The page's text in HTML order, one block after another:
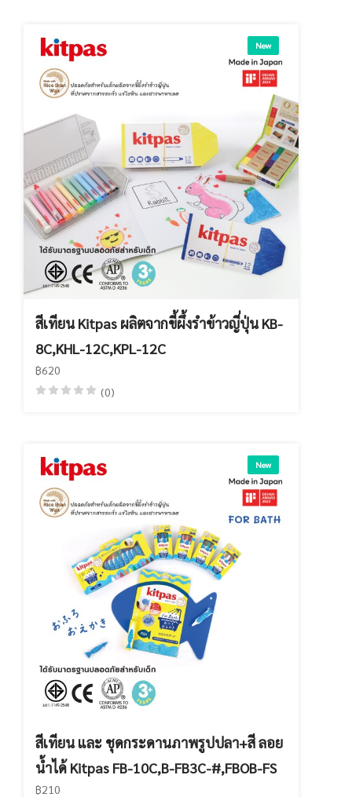
New
สีเทียน Kitpas ผลิตจากขี้ผึ้งรำข้าวญี่ปุ่น KB-
8C,KHL-12C,KPL-12C
฿620
(0)
New
สีเทียน และ ชุดกระดานภาพรูปปลา+สี ลอย
น้ำได้ Kitpas FB-10C,B-FB3C-#,FBOB-FS
฿210